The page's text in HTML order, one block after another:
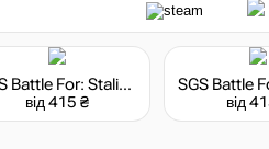
SGS Battle For: Stalingrad
від 415 ₴
від